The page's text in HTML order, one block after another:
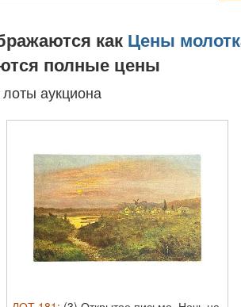
как Цены
полные цены
лоты аукциона